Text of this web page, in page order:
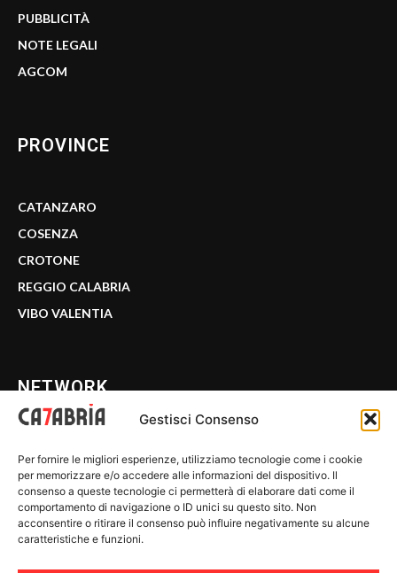
Gestisci Consenso
Per fornire le migliori esperienze, utilizziamo tecnologie come i cookie
per memorizzare e/o accedere alle informazioni del dispositivo. Il
consenso a queste tecnologie ci permetterà di elaborare dati come il
comportamento di navigazione o ID unici su questo sito. Non
acconsentire o ritirare il consenso può influire negativamente su alcune
caratteristiche e funzioni.
PUBBLICITÀ
NOTE LEGALI
AGCOM
PROVINCE
CATANZARO
COSENZA
CROTONE
REGGIO CALABRIA
VIBO VALENTIA
NETWORK
WE CALABRIA
C7 PLAY
MIX ZONE